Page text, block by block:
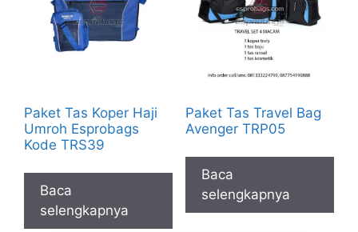
Paket Tas Koper Haji
Umroh Esprobags
Kode TRS39
Baca
selengkapnya
Paket Tas Travel Bag
Avenger TRP05
Baca
selengkapnya